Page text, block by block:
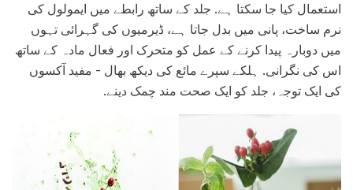
استعمال کیا جا سکتا ہے. جلد کے ساتھ رابطے میں ایمولول کی
نرم ساخت، پانی میں بدل جاتا ہے، ڈیرمیوں کی گہرائی تہوں
میں دوبارہ پیدا کرنے کے عمل کو متحرک اور فعال مادہ کے ساتھ
اس کی نگرانی. ہلکے سپرے مائع کی دیکھ بھال - مفید آکسوں
کی ایک توجہ، جلد کو ایک صحت مند چمک دینے.